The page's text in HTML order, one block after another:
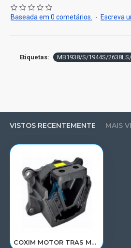
CX ZF/CX MB
Baseada em 0 cometários. - Escreva
Etiquetas: MB1938/S/1944S/
VISTOS RECENTEMENTE MAIS
COXIM MOTOR TRAS MB 1938/S/1944S/2638LS/ACTROS 6932410013/6342410413/6342410813/R-3247